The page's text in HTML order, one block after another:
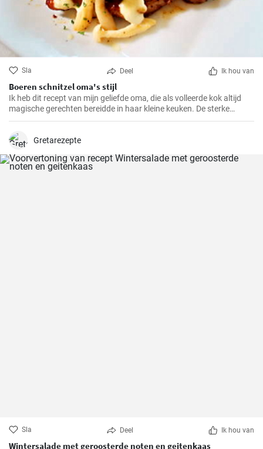
Sla Deel Ik hou van
Boeren schnitzel oma's stijl
Ik heb dit recept van mijn geliefde oma, die als volleerde kok altijd
magische gerechten bereidde in haar kleine keuken. De sterke
smaken en knapperige paneerlaag van de BauernSchnitzel maken
zo makkelijk te bereiden is dat het ook in jouw keuken een compleet
Gretarezepte
Sla Deel Ik hou van
Wintersalade met geroosterde noten en geitenkaas